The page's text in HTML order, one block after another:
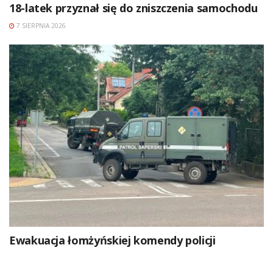
18-latek przyznał się do zniszczenia samochodu
7 SIERPNIA 2026
Ewakuacja łomżyńskiej komendy policji